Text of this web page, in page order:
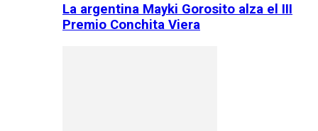
La argentina Mayki Gorosito alza el III
Premio Conchita Viera